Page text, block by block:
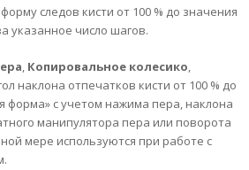
следов кисти от 100 % до значения
указанное число шагов.
, Копировальное колесико,
наклона отпечатков кисти от 100 % до
форма» с учетом нажима пера, наклона
манипулятора пера или поворота
мере используются при работе с